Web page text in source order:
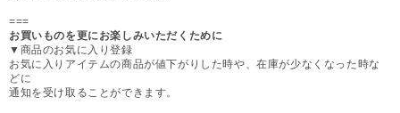
===
お買いものを更にお楽しみいただくために
▼商品のお気に入り登録
お気に入りアイテムの商品が値下がりした時や、在庫が少なくなった時な
どに
通知を受け取ることができます。